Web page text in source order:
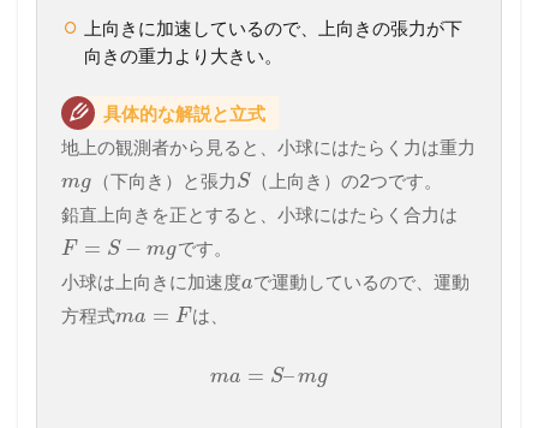
上向きに加速しているので、上向きの張力が下
向きの重力より大きい。
具体的な解説と立式
地上の観測者から見ると、小球にはたらく力は重力
mg （下向き）と張力S（上向き）の2つです。
鉛直上向きを正とすると、小球にはたらく合力は
F = S − mgです。
小球は上向きに加速度aで運動しているので、運動
方程式ma = F は、
ma = S–mg